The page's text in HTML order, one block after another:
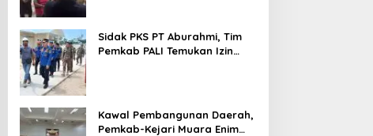
Sidak PKS PT Aburahmi, Tim
Pemkab PALI Temukan Izin
Kawal Pembangunan Daerah,
Pemkab-Kejari Muara Enim